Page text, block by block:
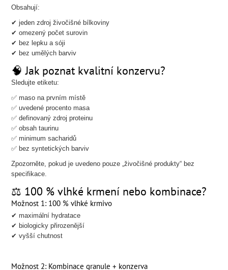
Obsahují:
✔ jeden zdroj živočišné bílkoviny
✔ omezený počet surovin
✔ bez lepku a sóji
✔ bez umělých barviv
🧠 Jak poznat kvalitní konzervu?
Sledujte etiketu:
✅ maso na prvním místě
✅ uvedené procento masa
✅ definovaný zdroj proteinu
✅ obsah taurinu
✅ minimum sacharidů
✅ bez syntetických barviv
Zpozorněte, pokud je uvedeno pouze „živočišné produkty“ bez
specifikace.
⚖ 100 % vlhké krmení nebo kombinace?
Možnost 1: 100 % vlhké krmivo
✔ maximální hydratace
✔ biologicky přirozenější
✔ vyšší chutnost
Možnost 2: Kombinace granule + konzerva